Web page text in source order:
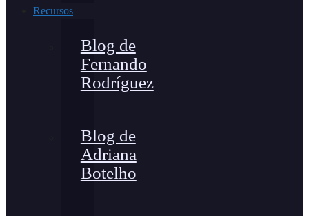
Recursos
Blog de
Fernando
Rodríguez
Blog de
Adriana
Botelho